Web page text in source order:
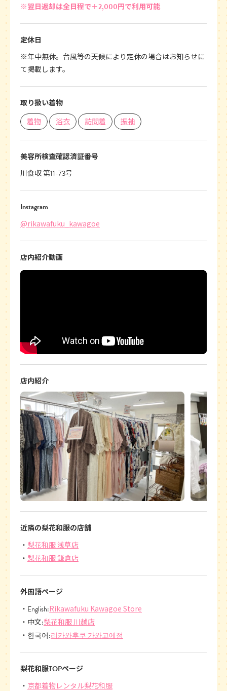
※翌日返却は全日程で＋2,000円で利用可能
定休日
※年中無休。台風等の天候により定休の場合はお知らせに
て掲載します。
取り扱い着物
着物 浴衣 訪問着 振袖
美容所検査確認済証番号
川食収 第11-73号
Instagram
@rikawafuku_kawagoe
店内紹介動画
店内紹介
近隣の梨花和服の店舗
梨花和服 浅草店
梨花和服 鎌倉店
外国語ページ
English:Rikawafuku Kawagoe Store
中文:梨花和服 川越店
한국어:리카와후쿠 가와고에점
梨花和服TOPページ
京都着物レンタル梨花和服